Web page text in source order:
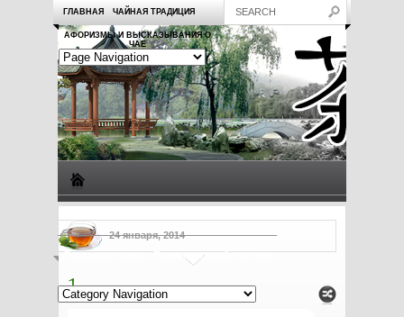
ГЛАВНАЯ ЧАЙНАЯ ТРАДИЦИЯ
АФОРИЗМЫ И ВЫСКАЗЫВАНИЯ О
ЧАЕ
Рецепты с чаем Полезные свойства чая
24 января, 2014
1